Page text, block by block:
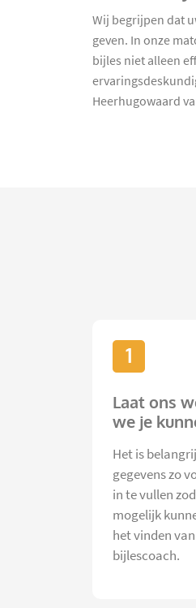
Wij begrijpen dat
geven. In onze
bijles niet alleen
Heerhugowaard
1
Laat ons
we je
Het is
gegevens zo
in te vullen
mogelijk
het vinden
bijlescoach.